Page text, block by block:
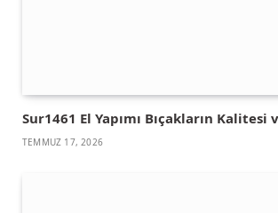
Sur1461 El Yapımı Bıçakların
TEMMUZ 17, 2026